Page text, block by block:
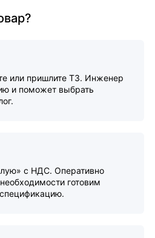
или пришлите ТЗ. Инженер
и поможет выбрать
с НДС. Оперативно
готовим